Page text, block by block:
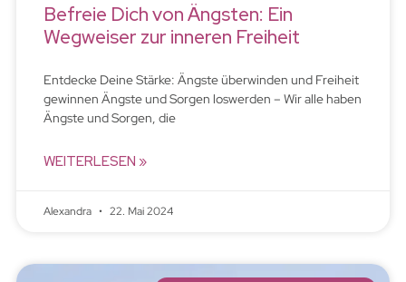
Befreie Dich von Ängsten: Ein
Wegweiser zur inneren Freiheit
Entdecke Deine Stärke: Ängste überwinden und Freiheit
gewinnen Ängste und Sorgen loswerden – Wir alle haben
Ängste und Sorgen, die
WEITERLESEN »
Alexandra 22. Mai 2024